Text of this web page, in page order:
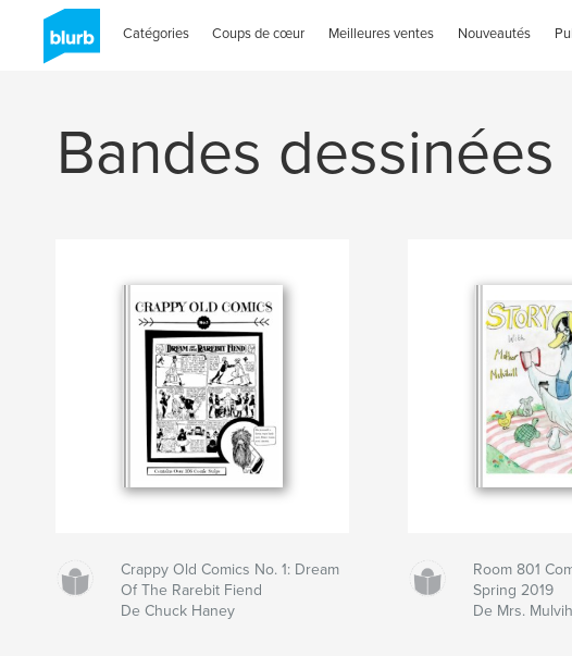
Catégories Coups de cœur Meilleures ventes Nouveautés
Bandes dessinées
Crappy Old Comics No. 1: Dream
Of The Rarebit Fiend
De Chuck Haney
Room 801
Spring 2019
De Mrs.